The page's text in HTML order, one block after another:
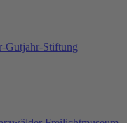
Gutjahr-Stiftung